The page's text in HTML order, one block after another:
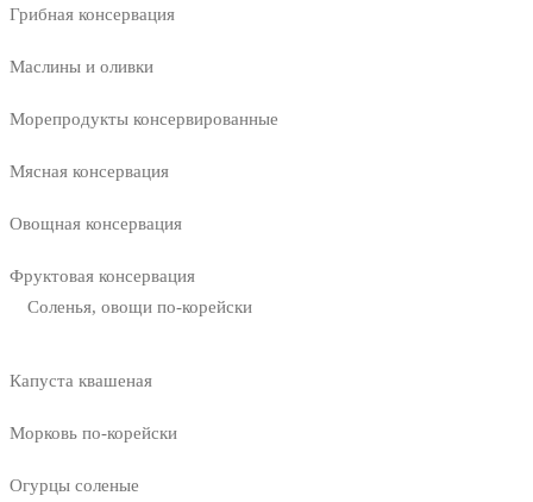
Грибная консервация
Маслины и оливки
Морепродукты консервированные
Мясная консервация
Овощная консервация
Фруктовая консервация
Соленья, овощи по-корейски
Капуста квашеная
Морковь по-корейски
Огурцы соленые